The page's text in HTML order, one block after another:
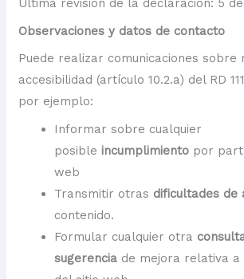
Última revisión de la declaración: 5
Observaciones y datos de contacto
Puede realizar comunicaciones sobre
accesibilidad (artículo 10.2.a) del RD
por ejemplo:
Informar sobre cualquier
posibleincumplimiento por
web
Transmitir otras dificultades de
contenido.
Formular cualquier otra
sugerencia de mejora relativa a